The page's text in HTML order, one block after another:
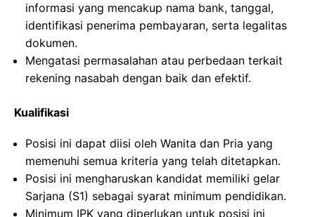
informasi yang mencakup nama bank, tanggal,
identifikasi penerima pembayaran, serta legalitas
dokumen.
Mengatasi permasalahan atau perbedaan terkait
rekening nasabah dengan baik dan efektif.
Kualifikasi
Posisi ini dapat diisi oleh Wanita dan Pria yang
memenuhi semua kriteria yang telah ditetapkan.
Posisi ini mengharuskan kandidat memiliki gelar
Sarjana (S1) sebagai syarat minimum pendidikan.
Minimum IPK yang diperlukan untuk posisi ini